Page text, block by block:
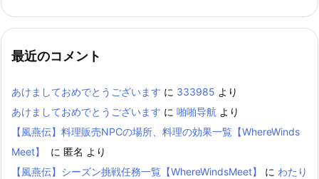
最近のコメント
あけましておめでとうございます に 333985 より
あけましておめでとうございます に 啪啪导航 より
【風燕伝】料理販売NPCの場所、料理の効果一覧【WhereWinds
Meet】
に 匿名 より
【風燕伝】シーズン挑戦任務一覧【WhereWindsMeet】
に わたり